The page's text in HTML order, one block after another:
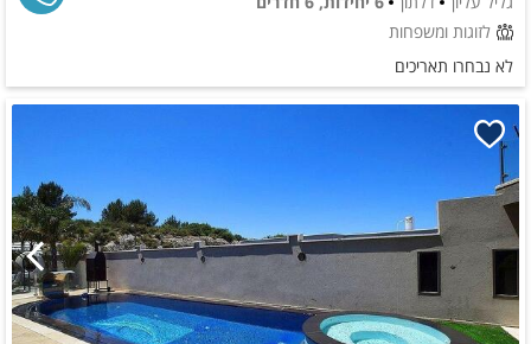
לזוגות ומשפחות
לא נבחרו תאריכים